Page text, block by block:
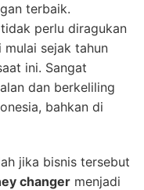
terbaik.
perlu diragukan
sejak tahun
ini. Sangat
dan berkeliling
bahkan di
jika bisnis tersebut
changer menjadi